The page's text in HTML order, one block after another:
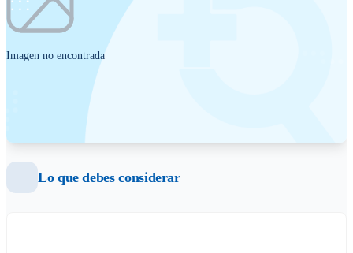
Imagen no encontrada
Lo que debes considerar